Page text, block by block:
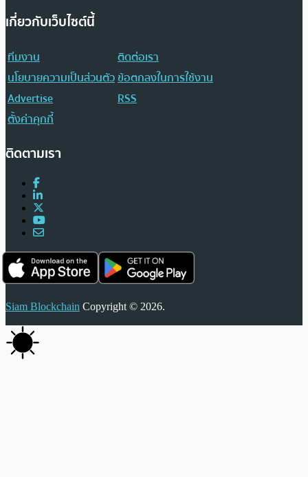
เกี่ยวกับเว็บไซต์นี้
ทีมงาน
ติดต่อเรา
นโยบายความเป็นส่วนตัวข้อตกลงในการใช้งาน
Advertise
RSS
ตั้งค่าคุกกี้
ติดตามเรา
Siam Blockchain Copyright © 2026.